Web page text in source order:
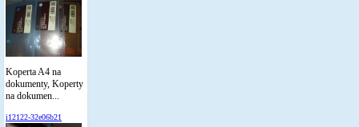
Koperta A4 na
dokumenty, Koperty
na dokumen...
i12122-32e06b21